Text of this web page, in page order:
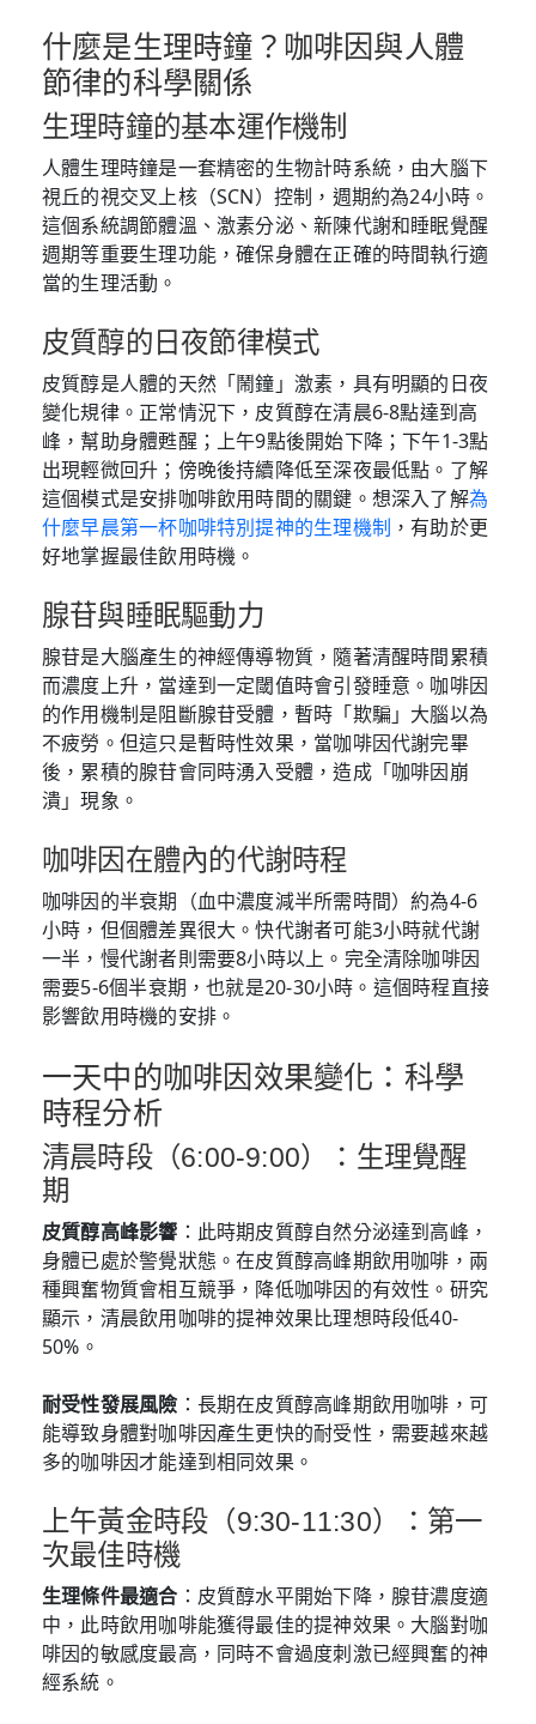
什麼是生理時鐘？咖啡因與人體
節律的科學關係
生理時鐘的基本運作機制
人體生理時鐘是一套精密的生物計時系統，由大腦下
視丘的視交叉上核（SCN）控制，週期約為24小時。
這個系統調節體溫、激素分泌、新陳代謝和睡眠覺醒
週期等重要生理功能，確保身體在正確的時間執行適
當的生理活動。
皮質醇的日夜節律模式
皮質醇是人體的天然「鬧鐘」激素，具有明顯的日夜
變化規律。正常情況下，皮質醇在清晨6-8點達到高
峰，幫助身體甦醒；上午9點後開始下降；下午1-3點
出現輕微回升；傍晚後持續降低至深夜最低點。了解
這個模式是安排咖啡飲用時間的關鍵。想深入了解為
什麼早晨第一杯咖啡特別提神的生理機制 ，有助於更
好地掌握最佳飲用時機。
腺苷與睡眠驅動力
腺苷是大腦產生的神經傳導物質，隨著清醒時間累積
而濃度上升，當達到一定閾值時會引發睡意。咖啡因
的作用機制是阻斷腺苷受體，暫時「欺騙」大腦以為
不疲勞。但這只是暫時性效果，當咖啡因代謝完畢
後，累積的腺苷會同時湧入受體，造成「咖啡因崩
潰」現象。
咖啡因在體內的代謝時程
咖啡因的半衰期（血中濃度減半所需時間）約為4-6
小時，但個體差異很大。快代謝者可能3小時就代謝
一半，慢代謝者則需要8小時以上。完全清除咖啡因
需要5-6個半衰期，也就是20-30小時。這個時程直接
影響飲用時機的安排。
一天中的咖啡因效果變化：科學
時程分析
清晨時段（6:00-9:00）：生理覺醒
期
皮質醇高峰影響 ：此時期皮質醇自然分泌達到高峰，
身體已處於警覺狀態。在皮質醇高峰期飲用咖啡，兩
種興奮物質會相互競爭，降低咖啡因的有效性。研究
顯示，清晨飲用咖啡的提神效果比理想時段低40-
50%。
耐受性發展風險 ：長期在皮質醇高峰期飲用咖啡，可
能導致身體對咖啡因產生更快的耐受性，需要越來越
多的咖啡因才能達到相同效果。
上午黃金時段（9:30-11:30）：第一
次最佳時機
生理條件最適合 ：皮質醇水平開始下降，腺苷濃度適
中，此時飲用咖啡能獲得最佳的提神效果。大腦對咖
啡因的敏感度最高，同時不會過度刺激已經興奮的神
經系統。